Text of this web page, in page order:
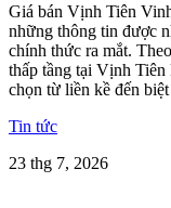
Giá bán Vịnh Tiên
những thông tin được
chính thức ra mắt.
thấp tầng tại Vịnh
chọn từ liền kề đến
Tin tức
23 thg 7, 2026